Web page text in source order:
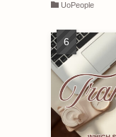
UoPeople